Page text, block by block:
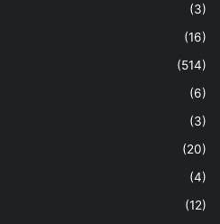
(3)
(16)
(514)
(6)
(3)
(20)
(4)
(12)